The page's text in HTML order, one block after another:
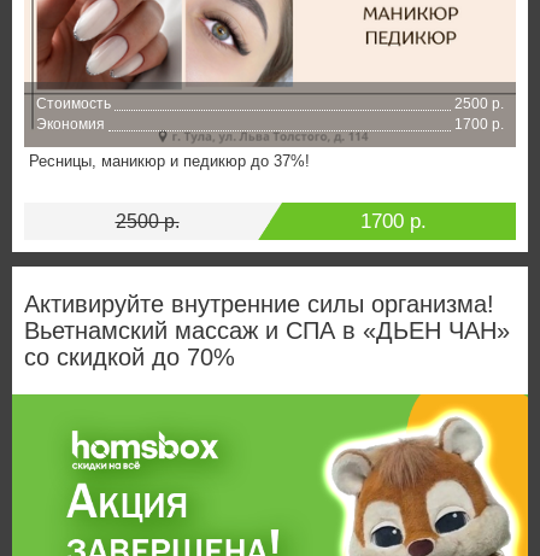
Стоимость
2500 р.
Экономия
1700 р.
Ресницы, маникюр и педикюр до 37%!
2500 р. 1700 р.
Активируйте внутренние силы организма!
Вьетнамский массаж и СПА в «ДЬЕН ЧАН»
со скидкой до 70%